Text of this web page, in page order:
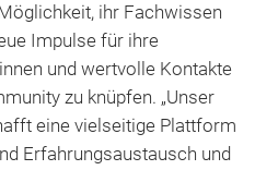
ihr Fachwissen
Impulse für ihre
und wertvolle Kontakte
zu knüpfen. „Unser
eine vielseitige Plattform
Erfahrungsaustausch und